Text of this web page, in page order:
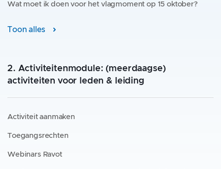
Wat moet ik doen voor het vlagmoment op 15 oktober?
Toon alles
2. Activiteitenmodule: (meerdaagse)
activiteiten voor leden & leiding
Activiteit aanmaken
Toegangsrechten
Webinars Ravot